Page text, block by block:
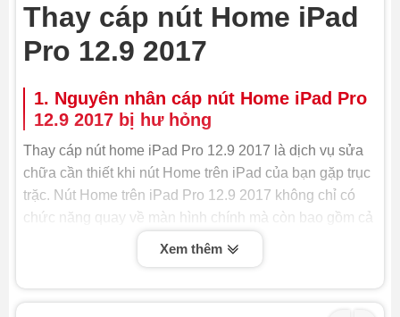
Thay cáp nút Home iPad
Pro 12.9 2017
1. Nguyên nhân cáp nút Home iPad Pro
12.9 2017 bị hư hỏng
Thay cáp nút home iPad Pro 12.9 2017 là dịch vụ sửa
chữa cần thiết khi nút Home trên iPad của bạn gặp trục
trặc. Nút Home trên iPad Pro 12.9 2017 không chỉ có
chức năng quay về màn hình chính mà còn bao gồm cả
tính năng cảm biến vân tay Touch ID. Khi cáp kết nối
của nút Home bị đứt, hỏng do va đập, ẩm ướt hoặc sử
gây ra nhiều bất tiện cho người dùng.
Xem thêm